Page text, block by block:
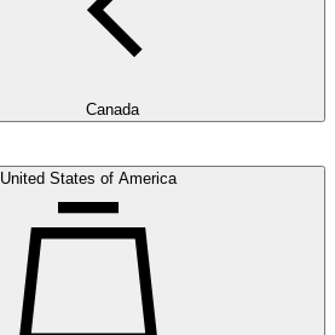
Canada
United States of America